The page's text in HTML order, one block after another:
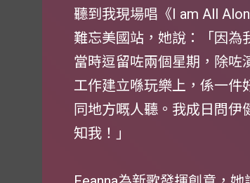
聽到我現場唱《I am All
難忘美國站，她說：「因為
當時逗留咗兩個星期，除咗
工作建立喺玩樂上，係一件
同地方嘅人聽。我成日問
知我！」